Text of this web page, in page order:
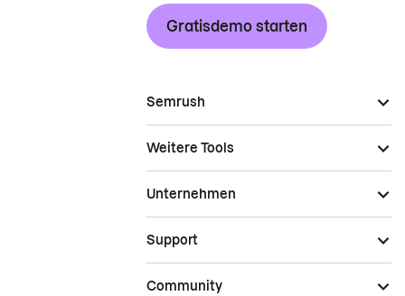
Gratisdemo starten
Semrush
Weitere Tools
Unternehmen
Support
Community